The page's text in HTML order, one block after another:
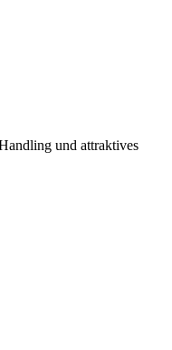
und attraktives